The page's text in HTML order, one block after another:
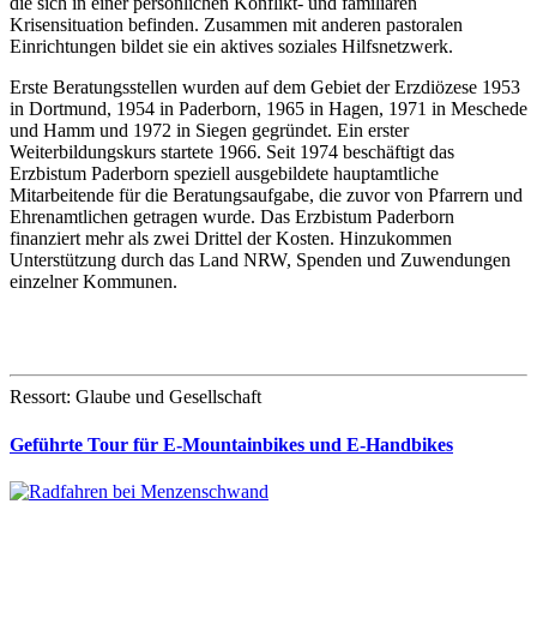
Krisensituation befinden. Zusammen mit anderen pastoralen
Einrichtungen bildet sie ein aktives soziales Hilfsnetzwerk.
Erste Beratungsstellen wurden auf dem Gebiet der Erzdiözese 1953
in Dortmund, 1954 in Paderborn, 1965 in Hagen, 1971 in Meschede
und Hamm und 1972 in Siegen gegründet. Ein erster
Weiterbildungskurs startete 1966. Seit 1974 beschäftigt das
Erzbistum Paderborn speziell ausgebildete hauptamtliche
Mitarbeitende für die Beratungsaufgabe, die zuvor von Pfarrern und
Ehrenamtlichen getragen wurde. Das Erzbistum Paderborn
finanziert mehr als zwei Drittel der Kosten. Hinzukommen
Unterstützung durch das Land NRW, Spenden und Zuwendungen
einzelner Kommunen.
Ressort: Glaube und Gesellschaft
Geführte Tour für E-Mountainbikes und E-Handbikes